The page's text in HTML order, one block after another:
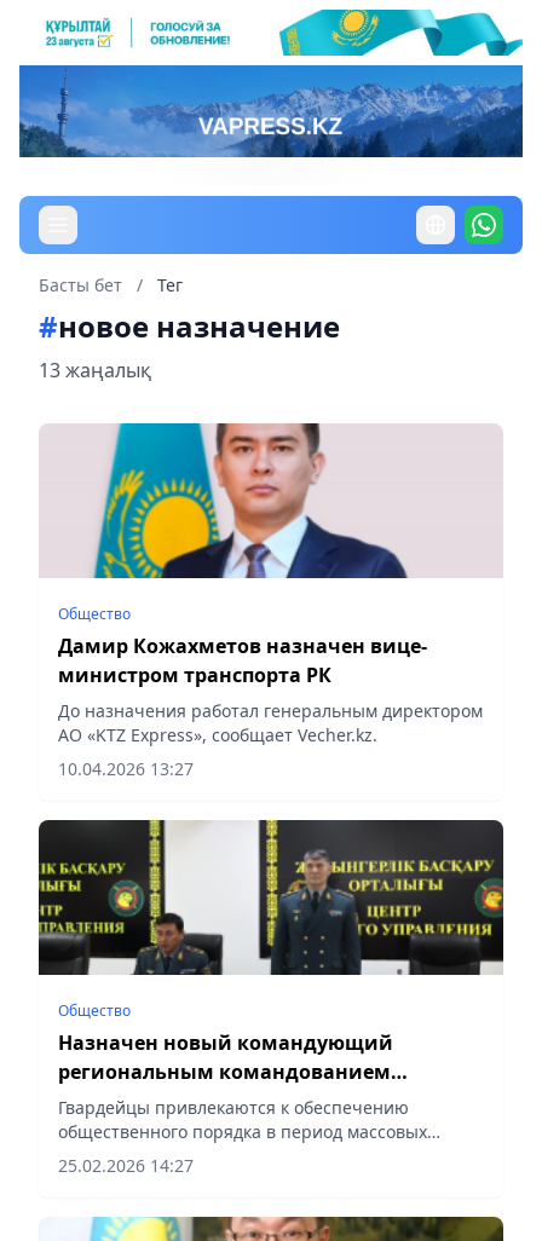
Басты бет / Тег
#новое назначение
13 жаңалық
Общество
Дамир Кожахметов назначен вице-
министром транспорта РК
До назначения работал генеральным директором
АО «KTZ Express», сообщает Vecher.kz.
10.04.2026 13:27
Общество
Назначен новый командующий
региональным командованием
«Оңтүстік» Национальной гвардии МВД
РК
Гвардейцы привлекаются к обеспечению
общественного порядка в период массовых
мероприятий и в условиях чрезвычайных
ситуаций, сообщает Vecher.kz.
25.02.2026 14:27